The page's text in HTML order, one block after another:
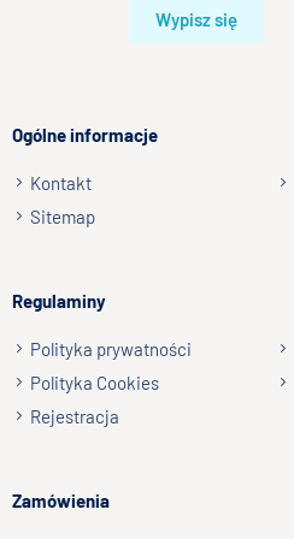
Wyślij opinię
Wypisz się
Ogólne informacje
Kontakt
Sitemap
Regulaminy
Polityka prywatności
Polityka Cookies
Rejestracja
Zamówienia